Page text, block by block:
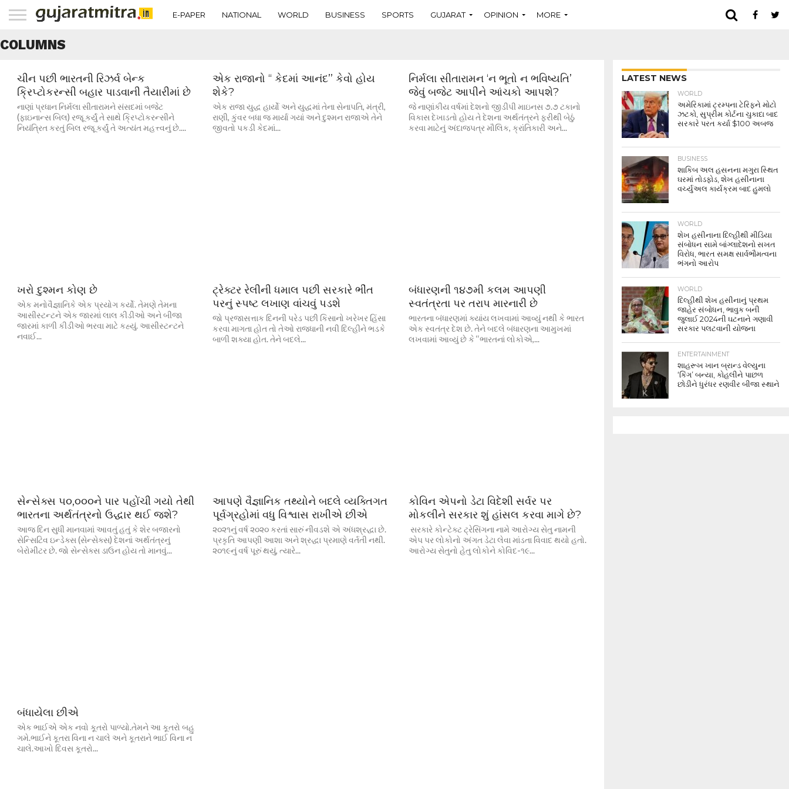
E-PAPER NATIONAL WORLD BUSINESS SPORTS GUJARAT OPINION MORE
COLUMNS
ચીન પછી ભારતની રિઝર્વ બેન્ક
ક્રિપ્ટોકરન્સી બહાર પાડવાની તૈયારીમાં છે
નાણાં પ્રધાન નિર્મલા સીતારામને સંસદમાં બજેટ
(ફાઇનાન્સ બિલ) રજૂ કર્યું તે સાથે ક્રિપ્ટોકરન્સીને
નિયંત્રિત કરતું બિલ રજૂ કર્યું તે અત્યંત મહત્ત્વનું છે....
એક રાજાનો ‘‘ કેદમાં આનંદ’’ કેવો હોય
શેકે?
એક રાજા યુદ્ધ હાર્યો અને યુદ્ધમાં તેના સેનાપતિ, મંત્રી,
રાણી, કુંવર બધા જ માર્યા ગયાં અને દુશ્મન રાજાએ તેને
જીવતો પકડી કેદમાં...
નિર્મલા સીતારામન ‘ન ભૂતો ન ભવિષ્યતિ’
જેવું બજેટ આપીને આંચકો આપશે?
જે નાણાંકીય વર્ષમાં દેશનો જીડીપી માઇનસ ૭.૭ ટકાનો
વિકાસ દેખાડતો હોય તે દેશના અર્થતંત્રને ફરીથી બેઠું
કરવા માટેનું અંદાજપત્ર મૌલિક, ક્રાંતિકારી અને...
ખરો દુશ્મન કોણ છે
એક મનોવૈજ્ઞાનિકે એક પ્રયોગ કર્યો. તેમણે તેમના
આસીસ્ટન્ટને એક જારમાં લાલ કીડીઓ અને બીજા
જારમાં કાળી કીડીઓ ભરવા માટે કહ્યું. આસીસ્ટન્ટને
નવાઈ...
ટ્રેક્ટર રેલીની ધમાલ પછી સરકારે ભીંત
પરનું સ્પષ્ટ લખાણ વાંચવું પડશે
જો પ્રજાસત્તાક દિનની પરેડ પછી કિસાનો ખરેખર હિંસા
કરવા માગતા હોત તો તેઓ રાજધાની નવી દિલ્હીને ભડકે
બાળી શક્યા હોત. તેને બદલે...
બંધારણની ૧૪૭મી કલમ આપણી
સ્વતંત્રતા પર તરાપ મારનારી છે
ભારતના બંધારણમાં ક્યાંય લખવામાં આવ્યું નથી કે ભારત
એક સ્વતંત્ર દેશ છે. તેને બદલે બંધારણના આમુખમાં
લખવામાં આવ્યું છે કે ‘‘ભારતનાં લોકોએ,...
સેન્સેક્સ ૫૦,૦૦૦ને પાર પહોંચી ગયો તેથી
ભારતના અર્થતંત્રનો ઉદ્ધાર થઈ જશે?
આજ દિન સુધી માનવામાં આવતું હતું કે શેર બજારનો
સેન્સિટિવ ઇન્ડેક્સ (સેન્સેક્સ) દેશનાં અર્થતંત્રનું
બેરોમીટર છે. જો સેન્સેક્સ ડાઉન હોય તો માનવું...
આપણે વૈજ્ઞાનિક તથ્યોને બદલે વ્યક્તિગત
પૂર્વગ્રહોમાં વધુ વિશ્વાસ રાખીએ છીએ
૨૦૨૧નું વર્ષ ૨૦૨૦ કરતાં સારું નીવડશે એ અંધશ્રદ્ધા છે.
પ્રકૃતિ આપણી આશા અને શ્રદ્ધા પ્રમાણે વર્તતી નથી.
૨૦૧૯નું વર્ષ પૂરું થયું, ત્યારે...
કોવિન એપનો ડેટા વિદેશી સર્વર પર
મોકલીને સરકાર શું હાંસલ કરવા માગે છે?
સરકારે કોન્ટેક્ટ ટ્રેસિંગના નામે આરોગ્ય સેતુ નામની
એપ પર લોકોનો અંગત ડેટા લેવા માંડતા વિવાદ થયો હતો.
આરોગ્ય સેતુનો હેતુ લોકોને કોવિદ-૧૯...
બંધાયેલા છીએ
એક ભાઈએ એક નવો કૂતરો પાળ્યો.તેમને આ કૂતરો બહુ
ગમે.ભાઈને કૂતરા વિના ન ચાલે અને કૂતરાને ભાઈ વિના ન
ચાલે.આખો દિવસ કૂતરો...
LATEST NEWS
WORLD
અમેરિકામાં ટ્રમ્પના ટેરિફને મોટો
ઝટકો, સુપ્રીમ કોર્ટના ચુકાદા બાદ
સરકારે પરત કર્યા $100 અબજ
BUSINESS
શાકિબ અલ હસનના મગુરા સ્થિત
ઘરમાં તોડફોડ, શેખ હસીનાના
વર્ચ્યુઅલ કાર્યક્રમ બાદ હુમલો
WORLD
શેખ હસીનાના દિલ્હીથી મીડિયા
સંબોધન સામે બાંગ્લાદેશનો સખત
વિરોધ, ભારત સમક્ષ સાર્વભૌમત્વના
ભંગનો આરોપ
WORLD
દિલ્હીથી શેખ હસીનાનું પ્રથમ
જાહેર સંબોધન, ભાવુક બની
જુલાઈ 2024ની ઘટનાને ગણાવી
સરકાર પલટવાની યોજના
ENTERTAINMENT
શાહરૂખ ખાન બ્રાન્ડ વેલ્યુના
‘કિંગ’ બન્યા, કોહલીને પાછળ
છોડીને ધુરંધર રણવીર બીજા સ્થાને